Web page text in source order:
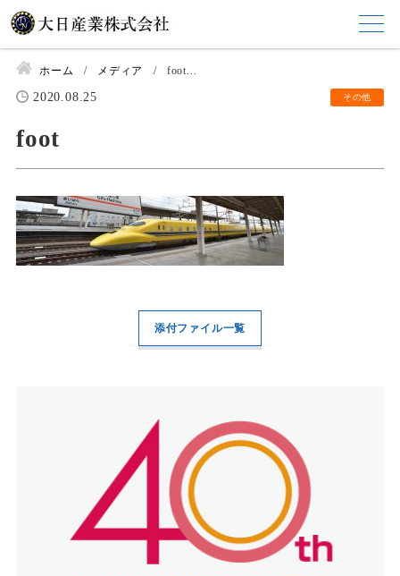
ホーム メディア foot...
2020.08.25 その他
foot
添付ファイル一覧